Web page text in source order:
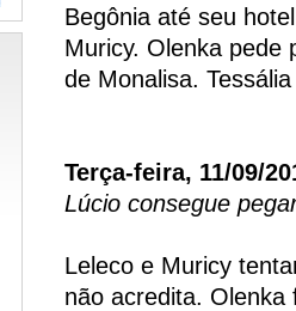
Begônia até seu
Muricy. Olenka pede
de Monalisa.
Terça-feira, 11/09/
Lúcio consegue
Leleco e Muricy
não acredita. Olenka